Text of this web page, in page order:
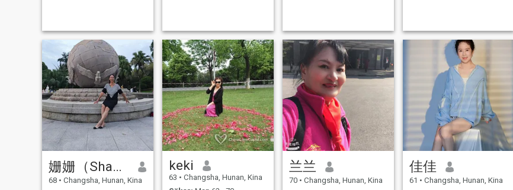
业是省政府国家机关单位公
务员，现在已退休。我有退
休金，现在居住在机关大
院。有一儿子，今年29。已
独立。 我是个热爱生活、积
极的女人，喜欢绘画，游
泳，运动，旅游，电影等，
我总是非常享受生活的美妙
时光和精心时刻，我的生活
因为爱好带给我丰富的精神
世界。我总是乐于喜欢和身
边的朋友分享我的快乐，积
极乐观的性格让我总是非常
受欢迎。因为拥有
efter min lycka. På fritiden
gillar jag att idrotta, till
exempel badminton,
vandring och dans. Jag
tycker också om att lyssna
på musik. - Ja.
this university, a
姗姗（Shan-Shan）
68 • Changsha, Hunan, Kina
keki
63 • Changsha, Hunan, Kina
兰兰
70 • Changsha, Hunan, Kina
佳佳
61 • Changsha, Hunan, Kina